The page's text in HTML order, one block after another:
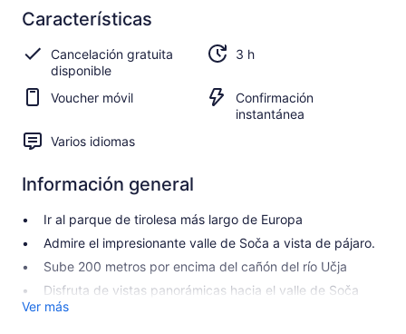
10.0
10.0 de 10
Excepcional
Ver las 121
opiniones de
GetYourGuide
Características
Cancelación gratuita
disponible
3 h
Voucher móvil
Confirmación
instantánea
Varios idiomas
Información general
Ir al parque de tirolesa más largo de Europa
Admire el impresionante valle de Soča a vista de pájaro.
Sube 200 metros por encima del cañón del río Učja
Disfruta de vistas panorámicas hacia el valle de Soča
Ver más